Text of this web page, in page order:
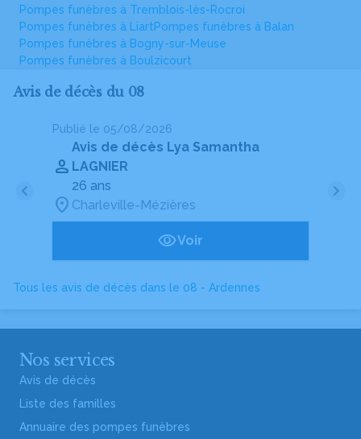
Pompes funèbres à Tremblois-lès-Rocroi
Pompes funèbres à LiartPompes funèbres à Balan
Pompes funèbres à Bogny-sur-Meuse
Pompes funèbres à Boulzicourt
Avis de décès du 08
Publié le 05/08/2026
Avis de décès Lya Samantha
LAGNIER
26 ans
Charleville-Mézières
Voir
Tous les avis de décès dans le 08 - Ardennes
Nos services
Avis de décès
Liste des familles
Annuaire des pompes funèbres